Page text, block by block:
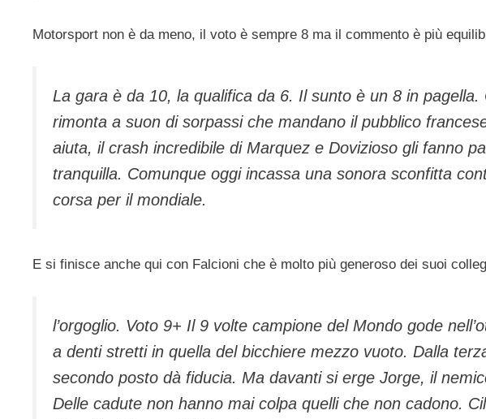
Motorsport non è da meno, il voto è sempre 8 ma il commento è più
La gara è da 10, la qualifica da 6. Il sunto è un 8 in
rimonta a suon di sorpassi che mandano il pubblico
aiuta, il crash incredibile di Marquez e Dovizioso gli fanno
tranquilla. Comunque oggi incassa una sonora sconfitta
corsa per il mondiale.
E si finisce anche qui con Falcioni che è molto più generoso dei suoi
l’orgoglio. Voto 9+ Il 9 volte campione del Mondo gode
a denti stretti in quella del bicchiere mezzo vuoto. Dalla
secondo posto dà fiducia. Ma davanti si erge Jorge, il
Delle cadute non hanno mai colpa quelli che non cadono.